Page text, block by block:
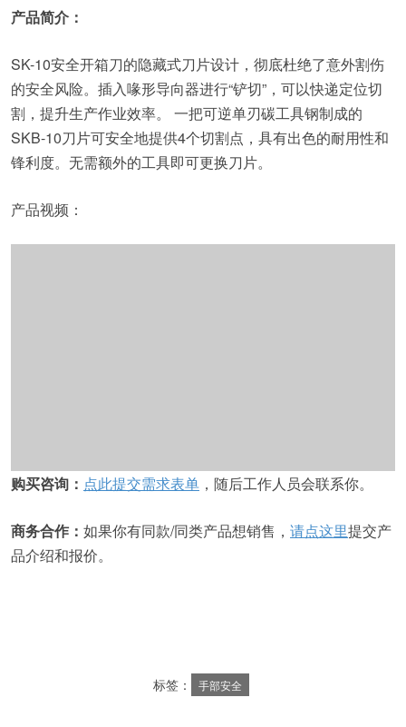
产品简介：
SK-10安全开箱刀的隐藏式刀片设计，彻底杜绝了意外割伤
的安全风险。插入喙形导向器进行“铲切”，可以快递定位切
割，提升生产作业效率。 一把可逆单刃碳工具钢制成的
SKB-10刀片可安全地提供4个切割点，具有出色的耐用性和
锋利度。无需额外的工具即可更换刀片。
产品视频：
购买咨询： 点此提交需求表单 ，随后工作人员会联系你。
商务合作： 如果你有同款/同类产品想销售， 请点这里提交产
品介绍和报价。
标签： 手部安全